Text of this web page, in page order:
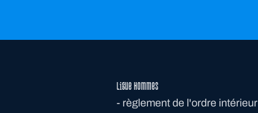
Ligue Hommes
- règlement de l'ordre intérieur